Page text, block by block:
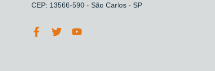
CEP: 13566-590 - São Carlos - SP